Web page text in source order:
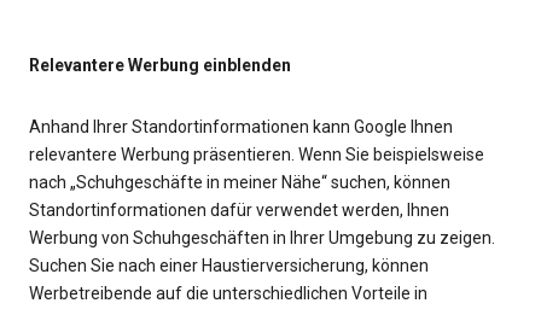
Relevantere Werbung einblenden
Anhand Ihrer Standortinformationen kann Google Ihnen
relevantere Werbung präsentieren. Wenn Sie beispielsweise
nach „Schuhgeschäfte in meiner Nähe“ suchen, können
Standortinformationen dafür verwendet werden, Ihnen
Werbung von Schuhgeschäften in Ihrer Umgebung zu zeigen.
Suchen Sie nach einer Haustierversicherung, können
Werbetreibende auf die unterschiedlichen Vorteile in